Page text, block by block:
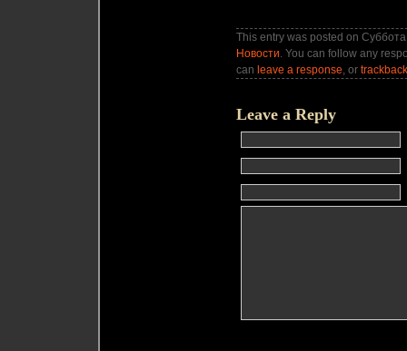
This entry was posted on
Новости. You can follow any
can leave a response, or trackback
Leave a Reply